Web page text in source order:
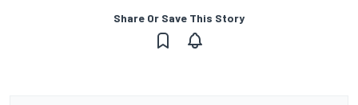
Share Or Save This Story